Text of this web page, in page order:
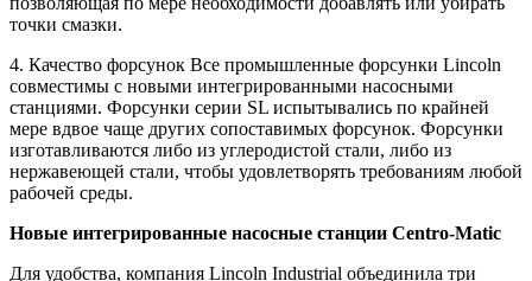
точки смазки.
4. Качество форсунок Все промышленные форсунки Lincoln
совместимы с новыми интегрированными насосными
станциями. Форсунки серии SL испытывались по крайней
мере вдвое чаще других сопоставимых форсунок. Форсунки
изготавливаются либо из углеродистой стали, либо из
нержавеющей стали, чтобы удовлетворять требованиям любой
рабочей среды.
Новые интегрированные насосные станции Centro-Matic
Для удобства, компания Lincoln Industrial объединила три